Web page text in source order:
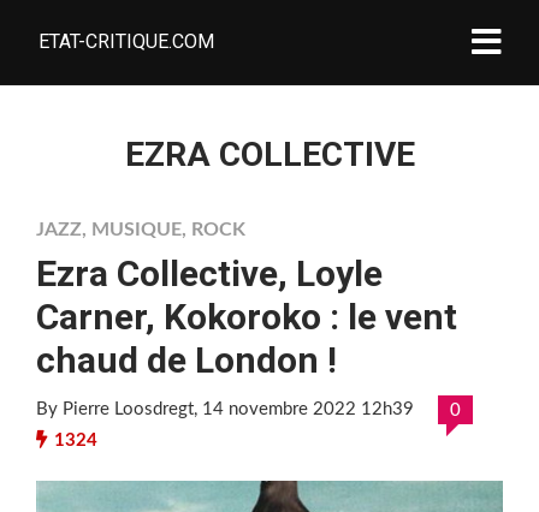
ETAT-CRITIQUE.COM
EZRA COLLECTIVE
JAZZ, MUSIQUE, ROCK
Ezra Collective, Loyle
Carner, Kokoroko : le vent
chaud de London !
By Pierre Loosdregt, 14 novembre 2022 12h39
0
1324